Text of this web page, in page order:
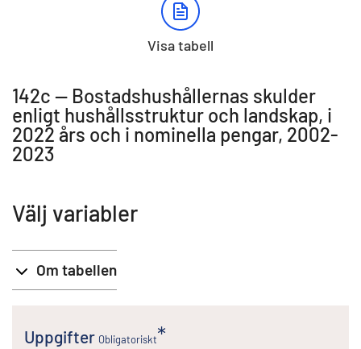
Visa tabell
142c -- Bostadshushållernas skulder
enligt hushållsstruktur och landskap, i
2022 års och i nominella pengar, 2002-
2023
Välj variabler
Om tabellen
Uppgifter Obligatoriskt